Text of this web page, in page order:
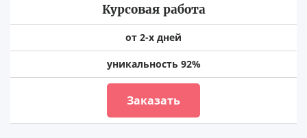
Курсовая работа
от 2-х дней
уникальность 92%
Заказать